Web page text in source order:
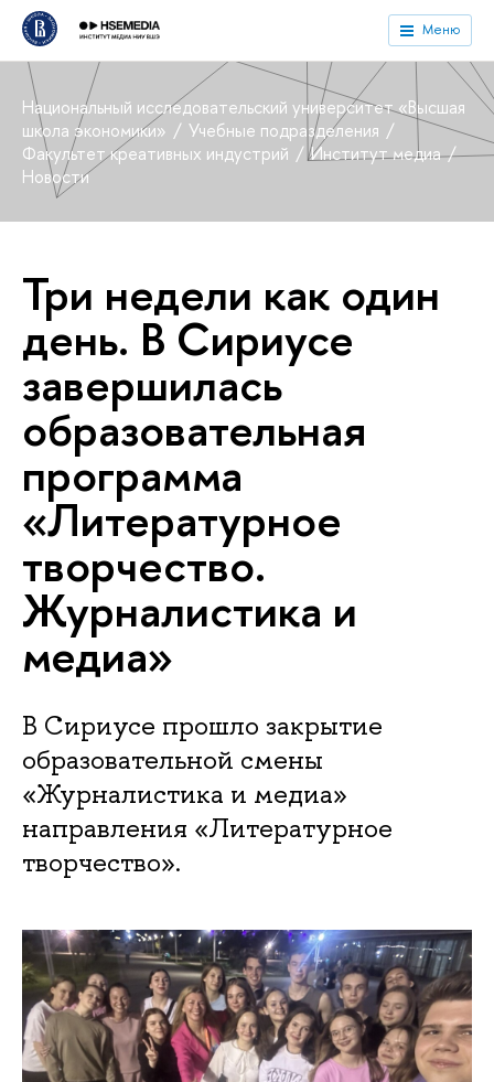
Меню
Национальный исследовательский университет «Высшая
школа экономики»
Учебные подразделения
Факультет креативных индустрий
Институт медиа
Новости
Три недели как один
день. В Сириусе
завершилась
образовательная
программа
«Литературное
творчество.
Журналистика и
медиа»
В Сириусе прошло закрытие
образовательной смены
«Журналистика и медиа»
направления «Литературное
творчество».